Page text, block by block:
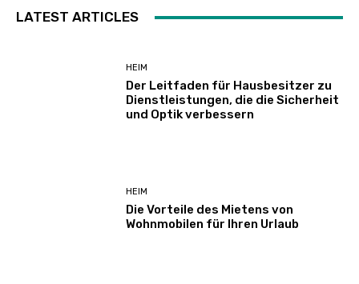
LATEST ARTICLES
HEIM
Der Leitfaden für Hausbesitzer zu
Dienstleistungen, die die Sicherheit
und Optik verbessern
HEIM
Die Vorteile des Mietens von
Wohnmobilen für Ihren Urlaub